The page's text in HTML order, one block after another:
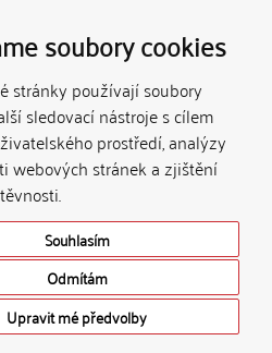
soubory cookies
stránky používají soubory
sledovací nástroje s cílem
prostředí, analýzy
webových stránek a zjištění
Souhlasím
Odmítám
Upravit mé předvolby
k
not
of
2002-